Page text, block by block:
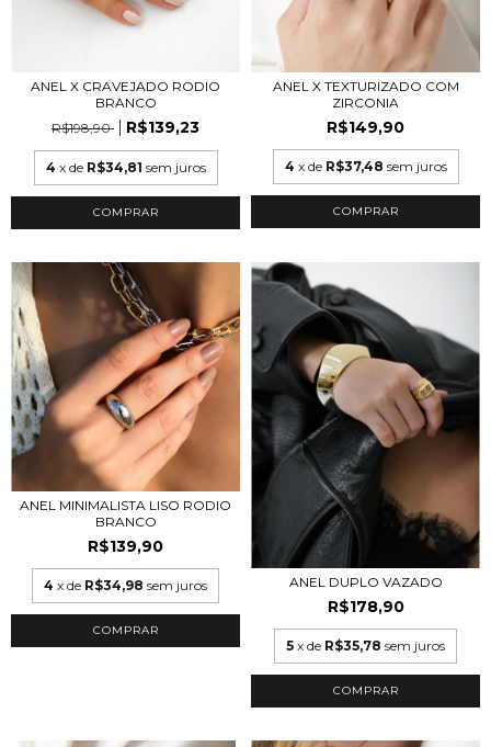
ANEL X CRAVEJADO RODIO
BRANCO
R$198,90
R$139,23
4 x de R$34,81 sem juros
COMPRAR
ANEL X TEXTURIZADO COM
ZIRCONIA
R$149,90
4 x de R$37,48 sem juros
COMPRAR
ANEL MINIMALISTA LISO RODIO
BRANCO
R$139,90
4 x de R$34,98 sem juros
COMPRAR
ANEL DUPLO VAZADO
R$178,90
5 x de R$35,78 sem juros
COMPRAR